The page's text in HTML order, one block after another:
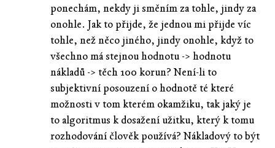
ponechám, nekdy ji směním za tohle, jindy za
onohle. Jak to přijde, že jednou mi přijde víc
tohle, než něco jiného, jindy onohle, když to
všechno má stejnou hodnotu -> hodnotu
nákladů -> těch 100 korun? Není-li to
subjektivní posouzení o hodnotě té které
možnosti v tom kterém okamžiku, tak jaký je
to algoritmus k dosažení užitku, který k tomu
rozhodování člověk používá? Nákladový to být